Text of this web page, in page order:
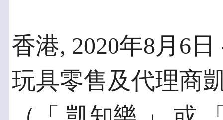
香港, 2020年8月6
玩具零售及代理商